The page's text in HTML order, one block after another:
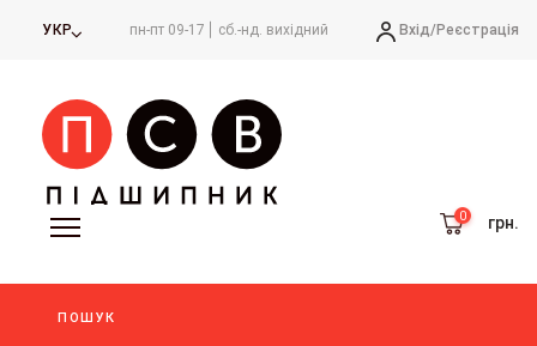
УКР пн-пт 09-17 сб.-нд. вихідний Вхід/Реєстрація
грн.
ПОШУК